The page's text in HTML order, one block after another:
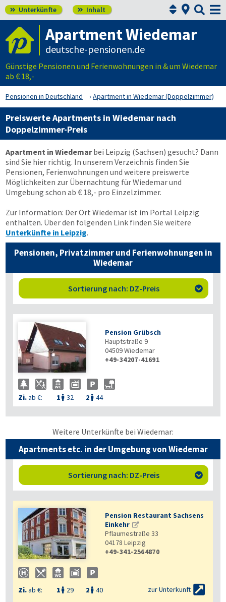
 Unterkünfte  Inhalt  

Apartment Wiedemar
deutsche-pensionen.de
Günstige Pensionen und Ferienwohnungen in & um Wiedemar
ab € 18,-
Pensionen in Deutschland Apartment in Wiedemar (Doppelzimmer)
Preiswerte Apartments in Wiedemar nach
Doppelzimmer-Preis
Apartment in Wiedemarbei Leipzig (Sachsen) gesucht? Dann
sind Sie hier richtig. In unserem Verzeichnis finden Sie
Pensionen, Ferienwohnungen und weitere preiswerte
Möglichkeiten zur Übernachtung für Wiedemar und
Umgebung schon ab € 18,- pro Einzelzimmer.
Zur Information: Der Ort Wiedemar ist im Portal Leipzig
enthalten. Über den folgenden Link finden Sie weitere
Unterkünfte in Leipzig.
Pensionen, Privatzimmer und Ferienwohnungen in
Wiedemar
Sortierung nach: DZ-Preis 
Pension Grübsch
Hauptstraße 9
04509Wiedemar
+49-34207-41691
Zi.ab €: 1  32 2  44
Weitere Unterkünfte bei Wiedemar:
Apartments etc. in der Umgebung von Wiedemar
Sortierung nach: DZ-Preis 

Pension Restaurant Sachsens
Einkehr
Pflaumestraße 33
04178 Leipzig
+49-341-2564870
Zi.ab €: 1  29 2  40 zur Unterkunft 